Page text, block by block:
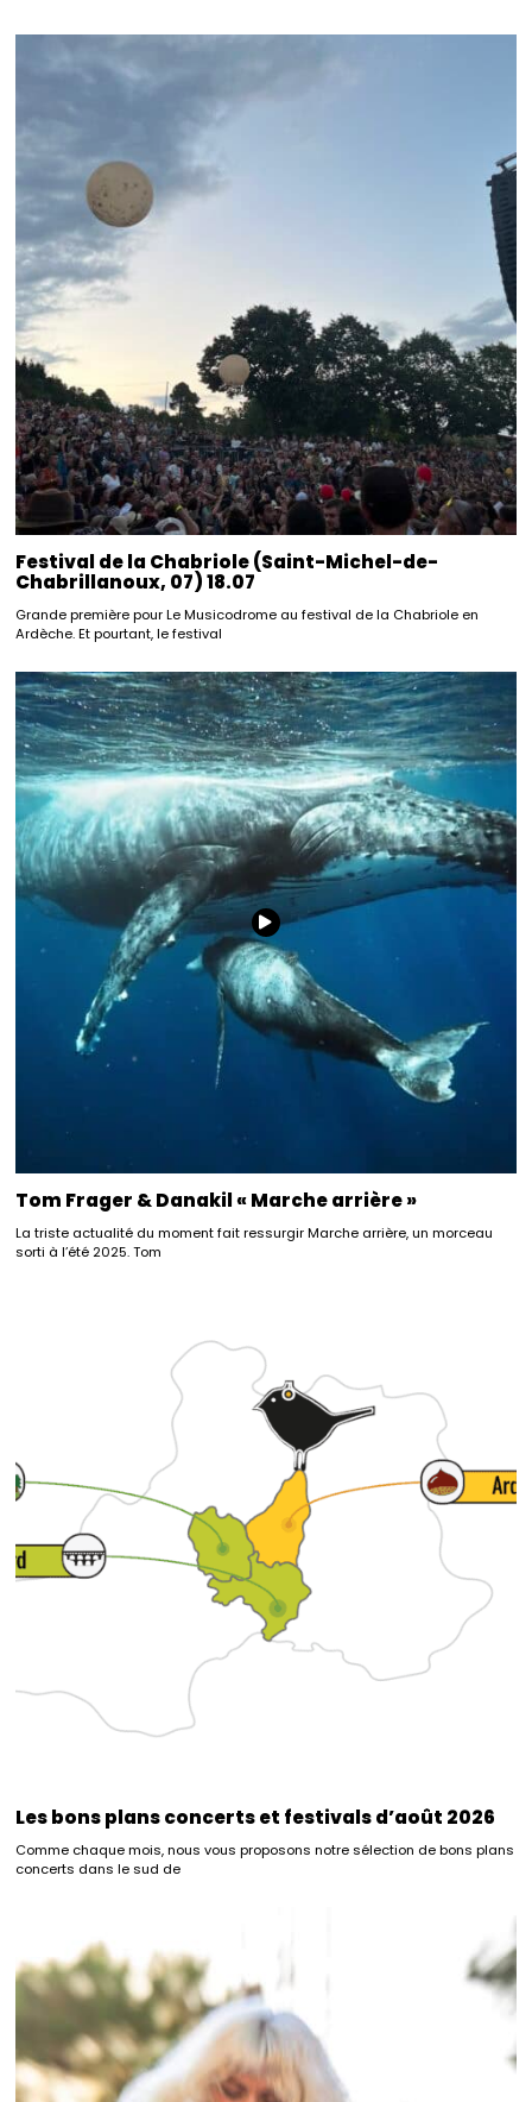
Festival de la Chabriole (Saint-Michel-de-
Chabrillanoux, 07) 18.07
Grande première pour Le Musicodrome au festival de la Chabriole en
Ardèche. Et pourtant, le festival
Tom Frager & Danakil « Marche arrière »
La triste actualité du moment fait ressurgir Marche arrière, un morceau
sorti à l’été 2025. Tom
Les bons plans concerts et festivals d’août 2026
Comme chaque mois, nous vous proposons notre sélection de bons plans
concerts dans le sud de